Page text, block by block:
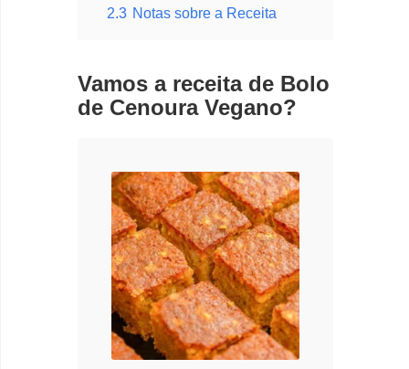
2.3 Notas sobre a Receita
Vamos a receita de Bolo
de Cenoura Vegano?